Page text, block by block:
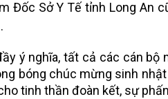
Đốc Sở Y Tế tỉnh Long An
ý nghĩa, tất cả các cán bộ
bóng chúc mừng sinh
tinh thần đoàn kết, sự